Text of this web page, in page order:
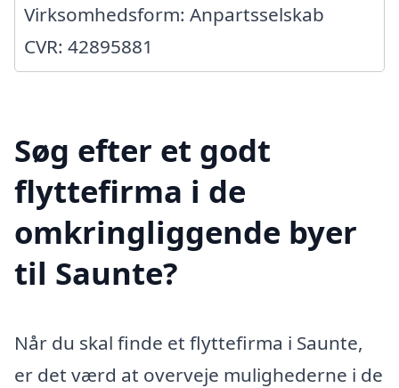
Virksomhedsform: Anpartsselskab
CVR: 42895881
Søg efter et godt
flyttefirma i de
omkringliggende byer
til Saunte?
Når du skal finde et flyttefirma i Saunte,
er det værd at overveje mulighederne i de